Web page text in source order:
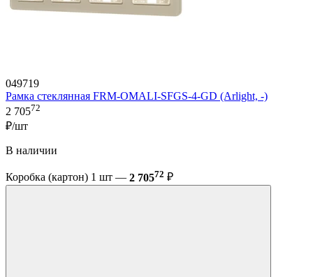
049719
Рамка стеклянная FRM-OMALI-SFGS-4-GD (Arlight, -)
2 70572
₽/шт
В наличии
Коробка (картон) 1 шт — 2 70572 ₽